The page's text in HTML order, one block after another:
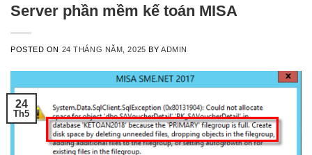
Server phần mềm kế toán MISA
POSTED ON 24 THÁNG NĂM, 2025 BY ADMIN
24
Th5